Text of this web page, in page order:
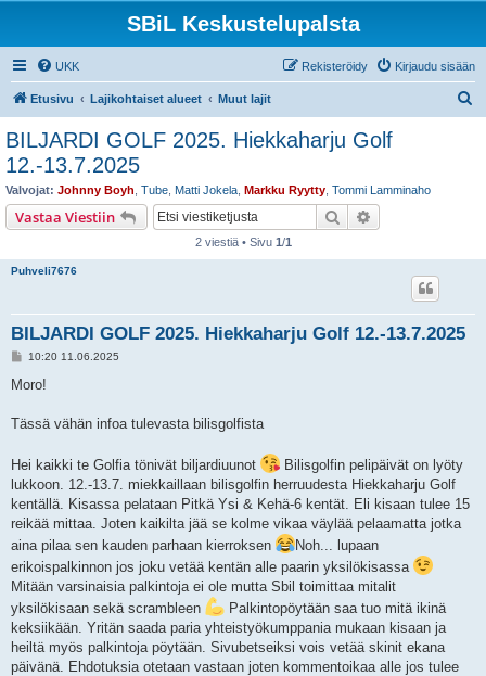
SBiL Keskustelupalsta
UKK Kirjaudu sisään
Rekisteröidy
Etusivu Lajikohtaiset alueet Muut lajit
BILJARDI GOLF 2025. Hiekkaharju Golf
12.-13.7.2025
Valvojat: Johnny Boyh Tube Matti Jokela Markku Ryytty Tommi Lamminaho
Vastaa Viestiin Etsi
2 viestiä • Sivu 1/1
Puhveli7676
BILJARDI GOLF 2025. Hiekkaharju Golf 12.-13.7.2025
V
e
i
10:20 11.06.2025
Moro!
Tässä vähän infoa tulevasta bilisgolfista
Hei kaikki te Golfia tönivät biljardiuunot
Bilisgolfin pelipäivät on lyöty
lukkoon. 12.-13.7. miekkaillaan bilisgolfin herruudesta Hiekkaharju Golf
kentällä. Kisassa pelataan Pitkä Ysi & Kehä-6 kentät. Eli kisaan tulee 15
reikää mittaa. Joten kaikilta jää se kolme vikaa väylää pelaamatta jotka
aina pilaa sen kauden parhaan kierroksen
Noh... lupaan
erikoispalkinnon jos joku vetää kentän alle paarin yksilökisassa
Mitään varsinaisia palkintoja ei ole mutta Sbil toimittaa mitalit
yksilökisaan sekä scrambleen
Palkintopöytään saa tuo mitä ikinä
keksiikään. Yritän saada paria yhteistyökumppania mukaan kisaan ja
heiltä myös palkintoja pöytään. Sivubetseiksi vois vetää skinit ekana
päivänä. Ehdotuksia otetaan vastaan joten kommentoikaa alle jos tulee